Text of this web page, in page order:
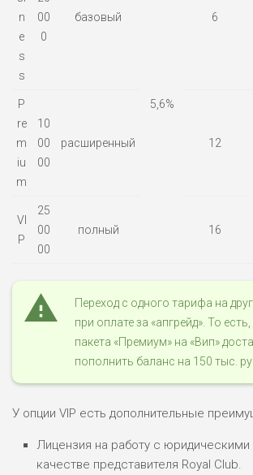
n
e
s
s
00
0
базовый
5,6%
6
P
re
m
iu
m
10
00
00
расширенный 12
VI
P
25
00
00
полный 16
Переход с одного тарифа на
при оплате за «апгрейд». То
пакета «Премиум» на «Вип»
пополнить баланс на 150 тыс.
У опции VIP есть дополнительные
Лицензия на работу с юридическими
качестве представителя Royal Club.